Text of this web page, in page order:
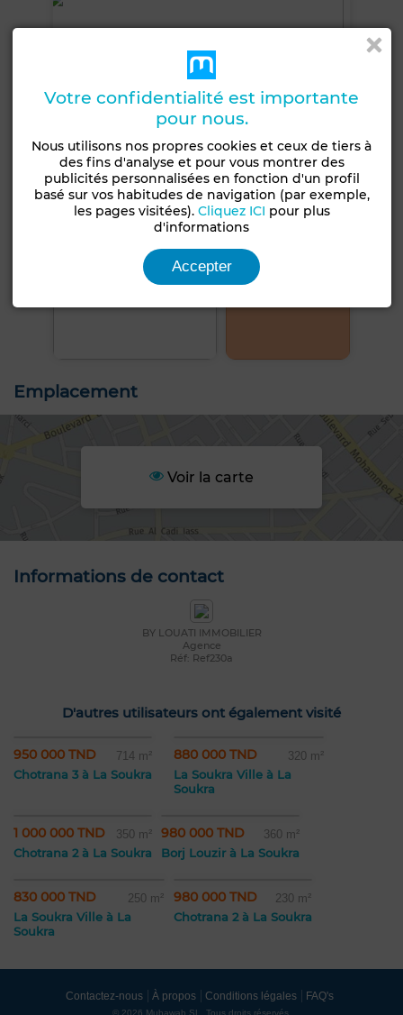
Emplacement
Voir la carte
Informations de contact
BY LOUATI IMMOBILIER
Agence
Réf: Ref230a
D'autres utilisateurs ont également visité
950 000 TND 714 m²
Chotrana 3 à La Soukra
880 000 TND 320 m²
La Soukra Ville à La
Soukra
1 000 000 TND 350 m²
Chotrana 2 à La Soukra
980 000 TND 360 m²
Borj Louzir à La Soukra
830 000 TND 250 m²
La Soukra Ville à La
Soukra
980 000 TND 230 m²
Chotrana 2 à La Soukra
Contactez-nous À propos Conditions légales FAQ's
© 2026 Mubawab SL. Tous droits réservés.
Votre confidentialité est importante
pour nous.
Nous utilisons nos propres cookies et ceux de tiers à
des fins d'analyse et pour vous montrer des
publicités personnalisées en fonction d'un profil
basé sur vos habitudes de navigation (par exemple,
les pages visitées). Cliquez ICI pour plus
d'informations
Accepter